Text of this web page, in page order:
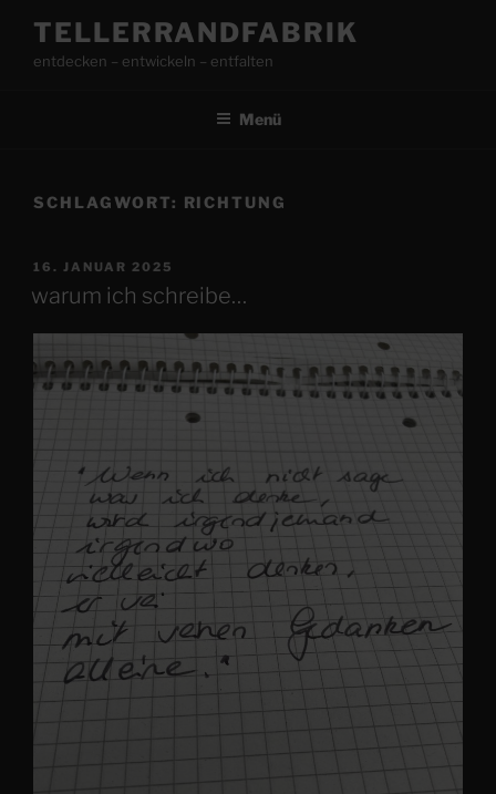
Inhalt
springen
TELLERRANDFABRIK
entdecken – entwickeln – entfalten
Menü
SCHLAGWORT: RICHTUNG
VERÖFFENTLICHT
16. JANUAR 2025
warum ich schreibe…